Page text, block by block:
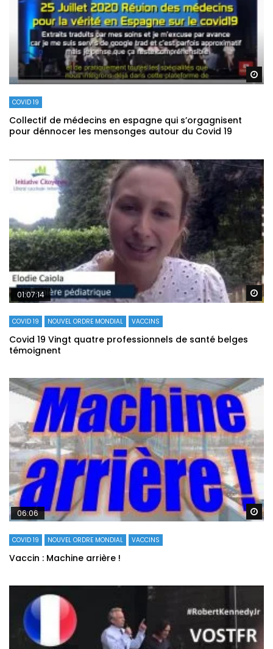
COVID 19
Collectif de médecins en espagne qui s’orgagnisent
pour dénnocer les mensonges autour du Covid 19
01:07:14
COVID 19 NOUVEL ORDRE MONDIAL VACCINS
Covid 19 Vingt quatre professionnels de santé belges
témoignent
06:06
COVID 19 NOUVEL ORDRE MONDIAL VACCINS
Vaccin : Machine arrière !